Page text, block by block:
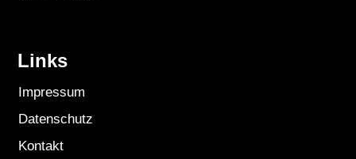
Links
Impressum
Datenschutz
Kontakt